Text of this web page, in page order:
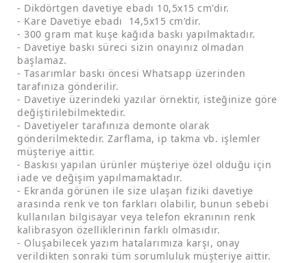
- Dikdörtgen davetiye ebadı 10,5x15 cm'dir.
- Kare Davetiye ebadı 14,5x15 cm'dir.
- 300 gram mat kuşe kağıda baskı yapılmaktadır.
- Davetiye baskı süreci sizin onayınız olmadan
başlamaz.
- Tasarımlar baskı öncesi Whatsapp üzerinden
tarafınıza gönderilir.
- Davetiye üzerindeki yazılar örnektir, isteğinize göre
değiştirilebilmektedir.
- Davetiyeler tarafınıza demonte olarak
gönderilmektedir. Zarflama, ip takma vb. işlemler
müşteriye aittir.
- Baskısı yapılan ürünler müşteriye özel olduğu için
iade ve değişim yapılmamaktadır.
- Ekranda görünen ile size ulaşan fiziki davetiye
arasında renk ve ton farkları olabilir, bunun sebebi
kullanılan bilgisayar veya telefon ekranının renk
kalibrasyon özelliklerinin farklı olmasıdır.
- Oluşabilecek yazım hatalarımıza karşı, onay
verildikten sonraki tüm sorumluluk müşteriye aittir.